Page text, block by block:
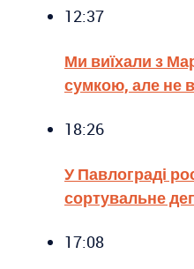
12:37
Ми виїхали з
сумкою, але не
18:26
У Павлограді
сортувальне
17:08